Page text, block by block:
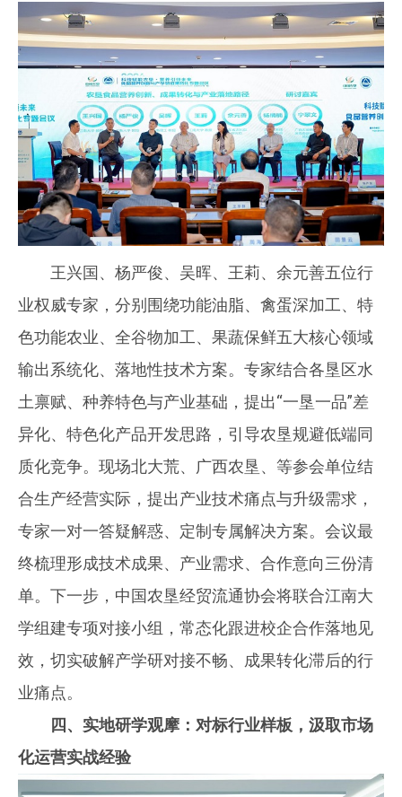
王兴国、杨严俊、吴晖、王莉、余元善五位行
业权威专家，分别围绕功能油脂、禽蛋深加工、特
色功能农业、全谷物加工、果蔬保鲜五大核心领域
输出系统化、落地性技术方案。专家结合各垦区水
土禀赋、种养特色与产业基础，提出“一垦一品”差
异化、特色化产品开发思路，引导农垦规避低端同
质化竞争。现场北大荒、广西农垦、等参会单位结
合生产经营实际，提出产业技术痛点与升级需求，
专家一对一答疑解惑、定制专属解决方案。会议最
终梳理形成技术成果、产业需求、合作意向三份清
单。下一步，中国农垦经贸流通协会将联合江南大
学组建专项对接小组，常态化跟进校企合作落地见
效，切实破解产学研对接不畅、成果转化滞后的行
业痛点。
四、实地研学观摩：对标行业样板，汲取市场
化运营实战经验